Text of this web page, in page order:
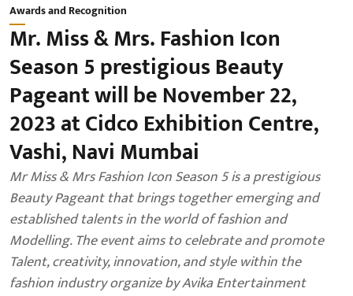
Awards and Recognition
Mr. Miss & Mrs. Fashion Icon
Season 5 prestigious Beauty
Pageant will be November 22,
2023 at Cidco Exhibition Centre,
Vashi, Navi Mumbai
Mr Miss & Mrs Fashion Icon Season 5 is a prestigious
Beauty Pageant that brings together emerging and
established talents in the world of fashion and
Modelling. The event aims to celebrate and promote
Talent, creativity, innovation, and style within the
fashion industry organize by Avika Entertainment